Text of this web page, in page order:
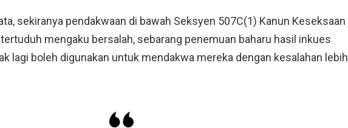
sekiranya pendakwaan di bawah Seksyen 507C(1) Kanun Keseksaan
mengaku bersalah, sebarang penemuan baharu hasil inkues
lagi boleh digunakan untuk mendakwa mereka dengan kesalahan lebih